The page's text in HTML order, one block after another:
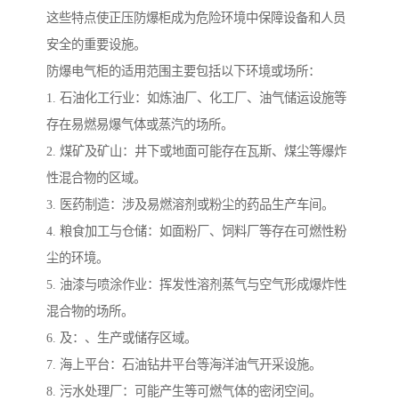
这些特点使正压防爆柜成为危险环境中保障设备和人员
安全的重要设施。
防爆电气柜的适用范围主要包括以下环境或场所：
1. 石油化工行业：如炼油厂、化工厂、油气储运设施等
存在易燃易爆气体或蒸汽的场所。
2. 煤矿及矿山：井下或地面可能存在瓦斯、煤尘等爆炸
性混合物的区域。
3. 医药制造：涉及易燃溶剂或粉尘的药品生产车间。
4. 粮食加工与仓储：如面粉厂、饲料厂等存在可燃性粉
尘的环境。
5. 油漆与喷涂作业：挥发性溶剂蒸气与空气形成爆炸性
混合物的场所。
6. 及：、生产或储存区域。
7. 海上平台：石油钻井平台等海洋油气开采设施。
8. 污水处理厂：可能产生等可燃气体的密闭空间。